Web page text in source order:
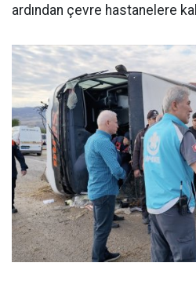
ardından çevre hastanelere